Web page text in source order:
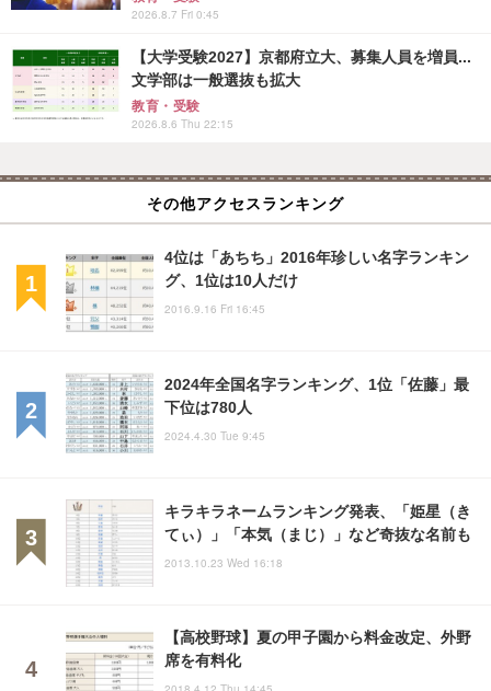
2026.8.7 Fri 0:45
【大学受験2027】京都府立大、募集人員を増員...
文学部は一般選抜も拡大
教育・受験
2026.8.6 Thu 22:15
その他アクセスランキング
4位は「あちち」2016年珍しい名字ランキン
グ、1位は10人だけ
2016.9.16 Fri 16:45
2024年全国名字ランキング、1位「佐藤」最
下位は780人
2024.4.30 Tue 9:45
キラキラネームランキング発表、「姫星（き
てぃ）」「本気（まじ）」など奇抜な名前も
2013.10.23 Wed 16:18
【高校野球】夏の甲子園から料金改定、外野
席を有料化